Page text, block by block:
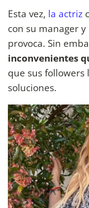
Esta vez, la actriz
con su manager
provoca. Sin
inconvenientes
que sus followers
soluciones.